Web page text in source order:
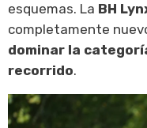
esquemas. La BH
completamente
dominar la
recorrido.